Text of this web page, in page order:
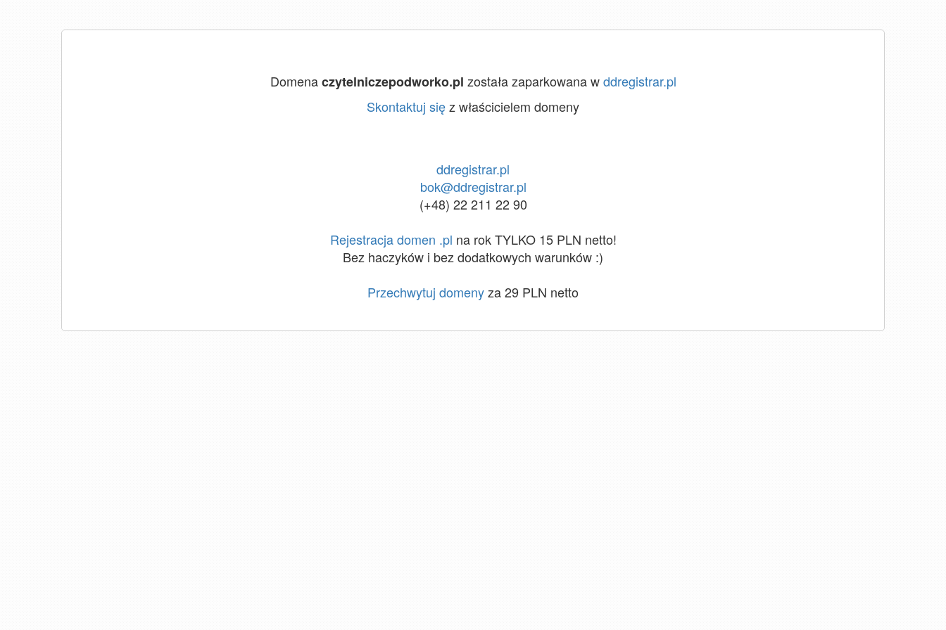
Domenaczytelniczepodworko.pl została zaparkowana wddregistrar.pl
Skontaktuj sięz właścicielem domeny
ddregistrar.pl
bok@ddregistrar.pl
(+48) 22 211 22 90
Rejestracja domen .pl na rok TYLKO 15 PLN netto!
Bez haczyków i bez dodatkowych warunków :)
Przechwytuj domenyza 29 PLN netto